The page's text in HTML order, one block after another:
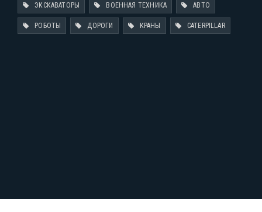
ЭКСКАВАТОРЫ ВОЕННАЯ ТЕХНИКА АВТО
РОБОТЫ ДОРОГИ КРАНЫ CATERPILLAR